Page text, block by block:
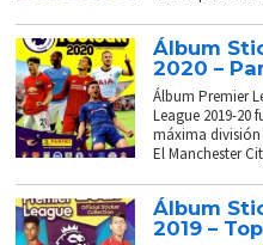
Álbum
2020 –
Álbum Premier
League 2019-
máxima división
El Manchester
Álbum
2019 –